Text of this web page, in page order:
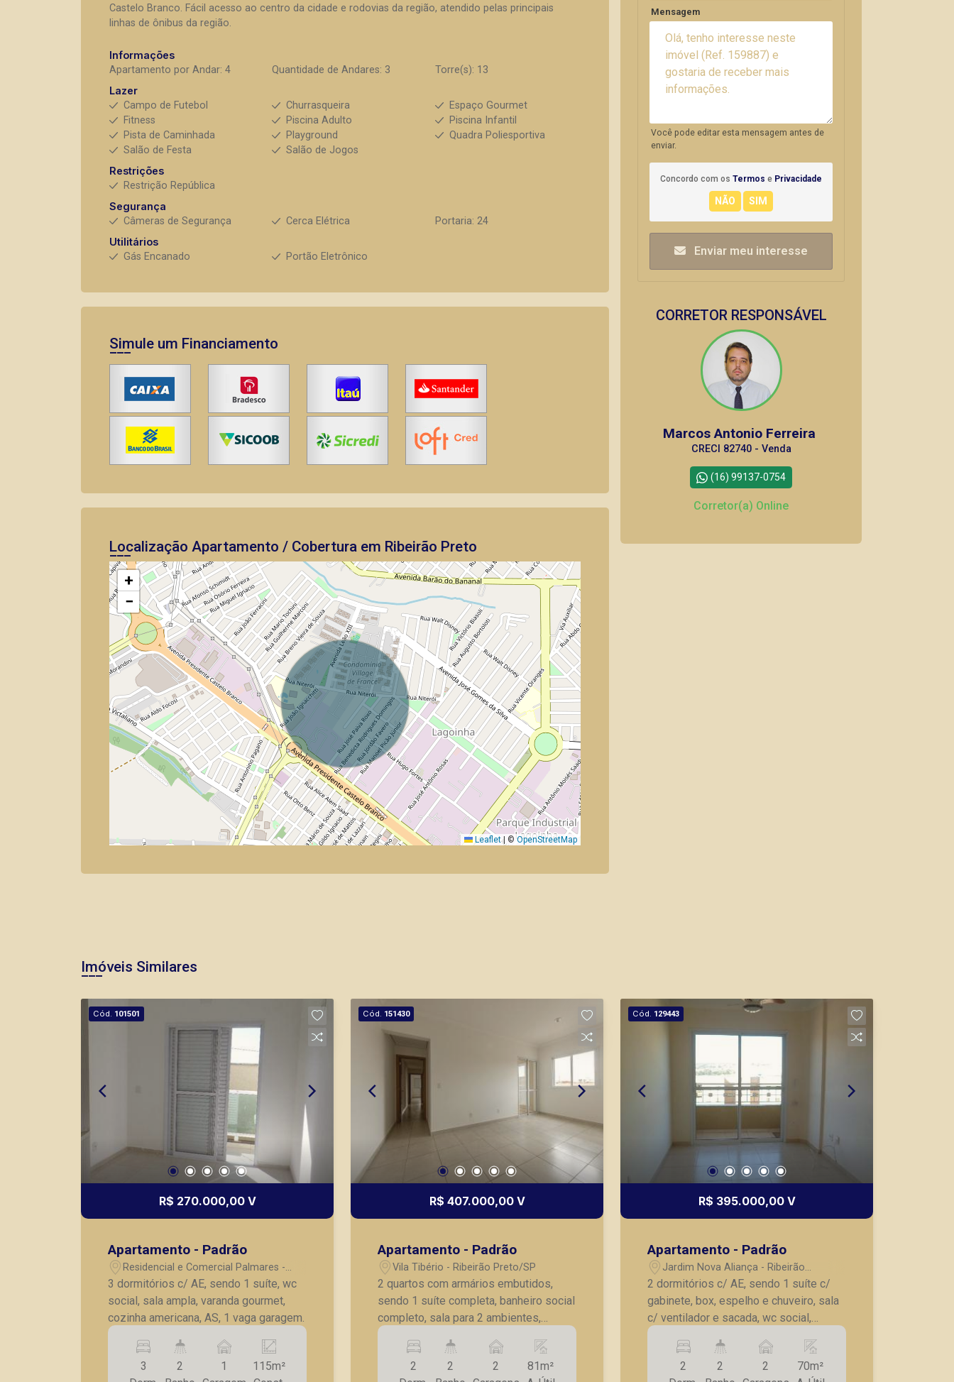
Castelo Branco. Fácil acesso ao centro da cidade e rodovias da região, atendido pelas principais
linhas de ônibus da região.
Informações
Apartamento por Andar: 4
Quantidade de Andares: 3
Torre(s): 13
Lazer
Campo de Futebol
Churrasqueira
Espaço Gourmet
Fitness
Piscina Adulto
Piscina Infantil
Pista de Caminhada
Playground
Quadra Poliesportiva
Salão de Festa
Salão de Jogos
Restrições
Restrição República
Segurança
Câmeras de Segurança
Cerca Elétrica
Portaria: 24
Utilitários
Gás Encanado
Portão Eletrônico
Simule um Financiamento
Localização Apartamento / Cobertura em Ribeirão Preto
+
−
Leaflet | ©OpenStreetMap
Mensagem
Você pode editar esta mensagem antes de
enviar.
Concordo com os Termos e Privacidade
Enviar meu interesse
CORRETOR RESPONSÁVEL
Marcos Antonio Ferreira
CRECI 82740 - Venda
(16) 99137-0754
Corretor(a) Online
Imóveis Similares
Cód. 101501
R$ 270.000,00 V
Apartamento - Padrão
Residencial e Comercial Palmares -
Ribeirão Preto/SP
3 dormitórios c/ AE, sendo 1 suíte, wc
social, sala ampla, varanda gourmet,
cozinha americana, AS, 1 vaga garagem.
3
2
1
115m²
Cód. 151430
R$ 407.000,00 V
Apartamento - Padrão
Vila Tibério - Ribeirão Preto/SP
2 quartos com armários embutidos,
sendo 1 suíte completa, banheiro social
completo, sala para 2 ambientes,
varanda gourmet com toldos e cortina,
cozinha com armários embutidos,
lavanderia, 2 vagas de garagem.
2
2
2
81m²
Cód. 129443
R$ 395.000,00 V
Apartamento - Padrão
Jardim Nova Aliança - Ribeirão
Preto/SP
2 dormitórios c/ AE, sendo 1 suíte c/
gabinete, box, espelho e chuveiro, sala
c/ ventilador e sacada, wc social,
cozinha planejada, AS c/ AE, 2 vagas
garagem.
2
2
2
70m²